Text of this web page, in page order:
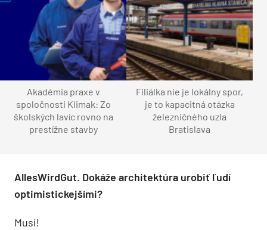
Akadémia praxe v
spoločnosti Klimak: Zo
školských lavíc rovno na
prestížne stavby
Filiálka nie je lokálny spor,
je to kapacitná otázka
železničného uzla
Bratislava
AllesWirdGut. Dokáže architektúra urobiť ľudí
optimistickejšími?
Musí!